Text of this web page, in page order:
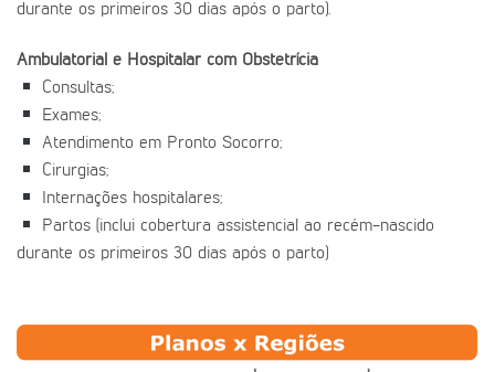
durante os primeiros 30 dias após o parto).
Ambulatorial e Hospitalar com Obstetrícia
Consultas;
Exames;
Atendimento em Pronto Socorro;
Cirurgias;
Internações hospitalares;
Partos (inclui cobertura assistencial ao recém-nascido
durante os primeiros 30 dias após o parto)